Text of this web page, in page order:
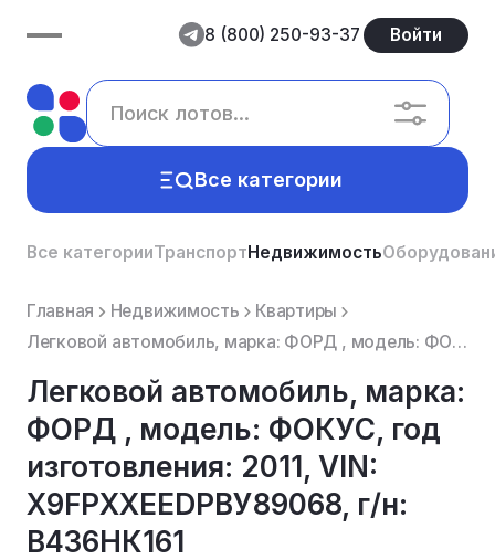
8 (800) 250-93-37 Войти
Все категории
Все категорииТранспортНедвижимость
Главная Недвижимость
Квартиры
Легковой автомобиль, марка: ФОРД , модель: ФОКУС, год изготовления: 2011, VIN: Х9FРХХЕЕDРВУ89068, г/...
Легковой автомобиль, марка:
ФОРД , модель: ФОКУС, год
изготовления: 2011, VIN:
Х9FРХХЕЕDРВУ89068, г/н:
В436НК161